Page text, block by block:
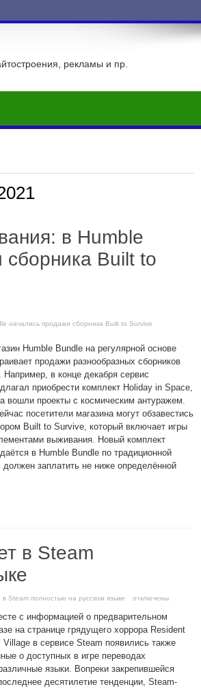
рекламы и пр.
в Humble
Built to
начались продажи сборника Built to Survive
Humble Bundle на регулярной основе
продажи разнообразных сборников
Например, в конце декабря сервис
приобрести комплект Holiday in Space,
вошли проекты с космическим антуражем.
посетители магазина могут обзавестись
Built to Survive, который включает игры
выживания. Новый комплект
в Humble Bundle по традиционной
заплатить не ниже определённой
в Steam
Steam полностью на русском языке отключены
с информацией о предварительном
на странице грядущего хоррора Resident
Village в сервисе Steam появились также
о доступных в игре переводах
языки. Вопреки закрепившейся
десятилетие тенденции, Steam-